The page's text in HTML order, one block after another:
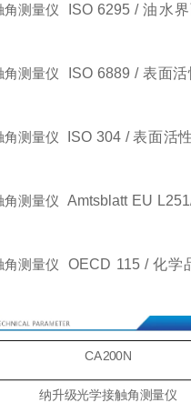
ISO 6295 / 油水
ISO 6889 / 表面
ISO 304 / 表面活
Amtsblatt EU
OECD 115 / 化学
CA200N
纳升级光学接触角测量仪